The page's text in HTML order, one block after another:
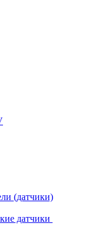
(датчики)
датчики